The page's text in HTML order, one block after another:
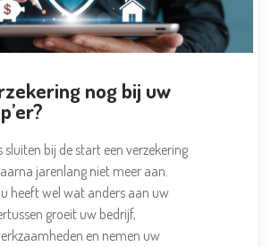
nog bij uw
sluiten bij de start een verzekering
jarenlang niet meer aan.
heeft wel wat anders aan uw
groeit uw bedrijf,
en nemen uw